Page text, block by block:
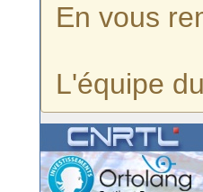
En vous
L'équipe